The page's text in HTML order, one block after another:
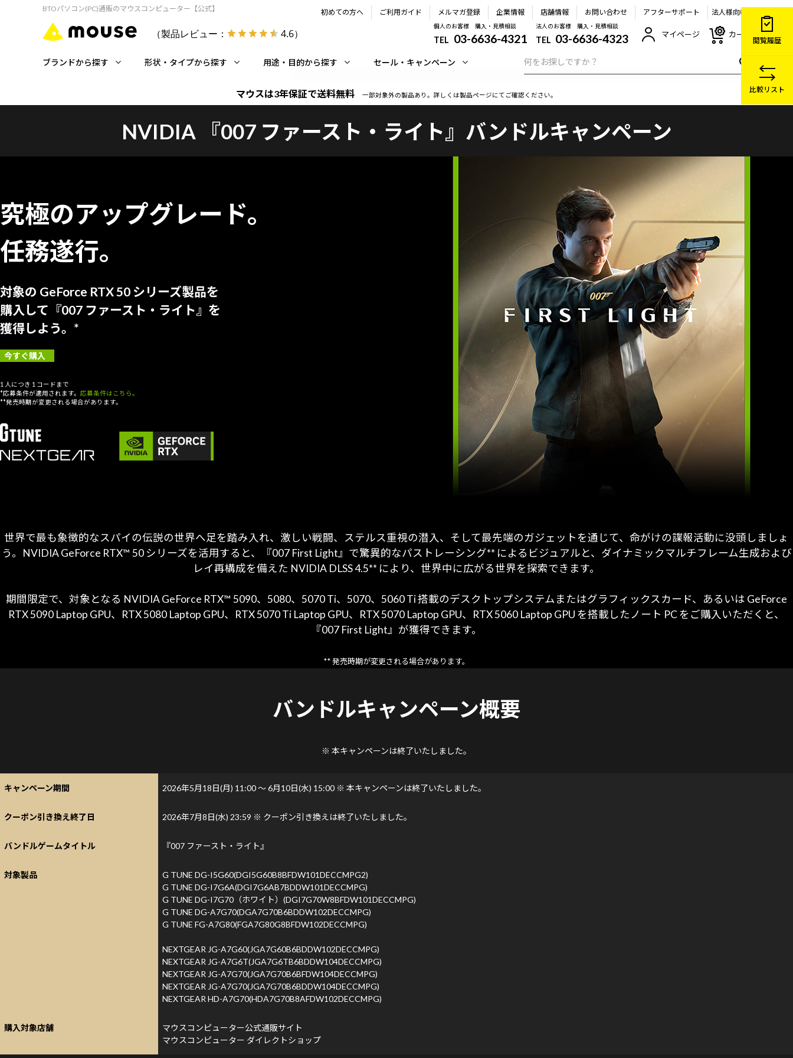
BTOパソコン(PC)通販のマウスコンピューター【公式】
（製品レビュー： 4.6）
初めての方へ ご利用ガイド メルマガ登録 企業情報 店舗情報 お問い合わせ アフターサポート 法人様向け
個人のお客様 購入・見積相談
TEL 03-6636-4321
法人のお客様 購入・見積相談
TEL 03-6636-4323 マイページ カート
ブランドから探す 形状・タイプから探す 用途・目的から探す セール・キャンペーン
マウスは3年保証で送料無料 一部対象外の製品あり。詳しくは製品ページにてご確認ください。
NVIDIA 『007 ファースト・ライト』バンドルキャンペーン
究極のアップグレード。
任務遂行。
対象の GeForce RTX 50 シリーズ製品を
購入して『007 ファースト・ライト』を
獲得しよう。*
今すぐ購入
1 人につき 1 コードまで
*応募条件が適用されます。 応募条件はこちら。
**発売時期が変更される場合があります。
世界で最も象徴的なスパイの伝説の世界へ足を踏み入れ、激しい戦闘、ステルス重視の潜入、そして最先端のガジェットを通じて、命がけの諜報活動に没頭しましょ
う。NVIDIA GeForce RTX™ 50 シリーズを活用すると、『007 First Light』で驚異的なパストレーシング** によるビジュアルと、ダイナミックマルチフレーム生成および
レイ再構成を備えた NVIDIA DLSS 4.5** により、世界中に広がる世界を探索できます。
期間限定で、対象となる NVIDIA GeForce RTX™ 5090、5080、5070 Ti、5070、5060 Ti 搭載のデスクトップシステムまたはグラフィックスカード、あるいは GeForce
RTX 5090 Laptop GPU、RTX 5080 Laptop GPU、RTX 5070 Ti Laptop GPU、RTX 5070 Laptop GPU、RTX 5060 Laptop GPU を搭載したノート PC をご購入いただくと、
『007 First Light』が獲得できます。
** 発売時期が変更される場合があります。
バンドルキャンペーン概要
※ 本キャンペーンは終了いたしました。
キャンペーン期間 2026年5月18日(月) 11:00 ～ 6月10日(水) 15:00 ※ 本キャンペーンは終了いたしました。
クーポン引き換え終了日 2026年7月8日(水) 23:59 ※ クーポン引き換えは終了いたしました。
バンドルゲームタイトル 『007 ファースト・ライト』
対象製品
G TUNE DG-I5G60(DGI5G60B8BFDW101DECCMPG2)
G TUNE DG-I7G6A(DGI7G6AB7BDDW101DECCMPG)
G TUNE DG-I7G70（ホワイト）(DGI7G70W8BFDW101DECCMPG)
G TUNE DG-A7G70(DGA7G70B6BDDW102DECCMPG)
G TUNE FG-A7G80(FGA7G80G8BFDW102DECCMPG)
NEXTGEAR JG-A7G60(JGA7G60B6BDDW102DECCMPG)
NEXTGEAR JG-A7G6T(JGA7G6TB6BDDW104DECCMPG)
NEXTGEAR JG-A7G70(JGA7G70B6BFDW104DECCMPG)
NEXTGEAR JG-A7G70(JGA7G70B6BDDW104DECCMPG)
NEXTGEAR HD-A7G70(HDA7G70B8AFDW102DECCMPG)
購入対象店舗
マウスコンピューター公式通販サイト
マウスコンピューター ダイレクトショップ
閲覧履歴
比較リスト